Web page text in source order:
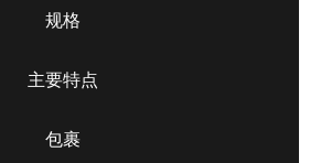
规格
主要特点
包裹